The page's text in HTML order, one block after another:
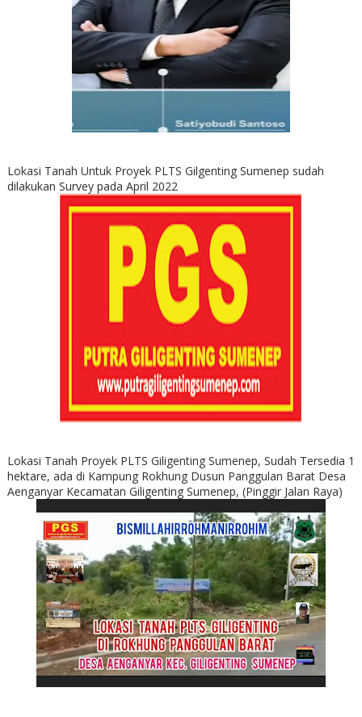
Lokasi Tanah Untuk Proyek PLTS Gilgenting Sumenep sudah
dilakukan Survey pada April 2022
Lokasi Tanah Proyek PLTS Giligenting Sumenep, Sudah Tersedia 1
hektare, ada di Kampung Rokhung Dusun Panggulan Barat Desa
Aenganyar Kecamatan Giligenting Sumenep, (Pinggir Jalan Raya)